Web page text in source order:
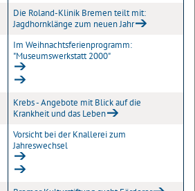
Die Roland-Klinik Bremen teilt mit:
Jagdhornklänge zum neuen Jahr
Im Weihnachtsferienprogramm:
"Museumswerkstatt 2000"
Krebs - Angebote mit Blick auf die
Krankheit und das Leben
Vorsicht bei der Knallerei zum
Jahreswechsel